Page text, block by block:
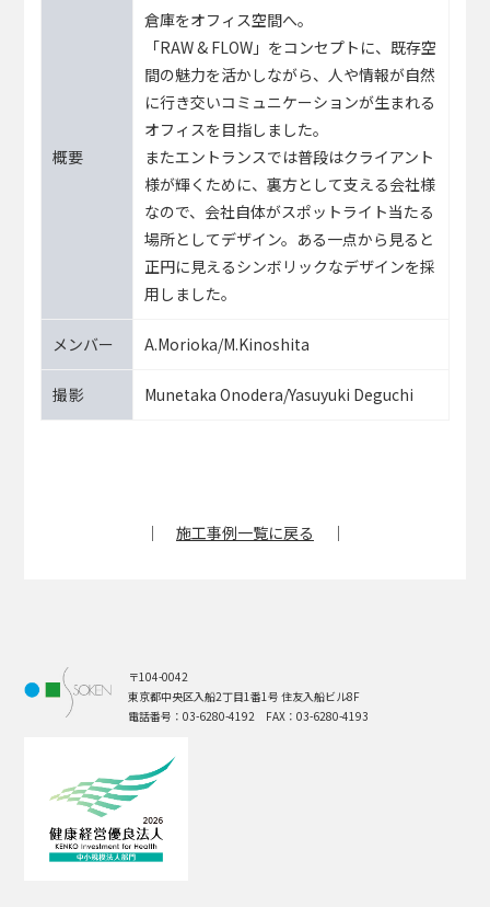
概要
倉庫をオフィス空間へ。
「RAW & FLOW」をコンセプトに、既存空
間の魅力を活かしながら、人や情報が自然
に行き交いコミュニケーションが生まれる
オフィスを目指しました。
またエントランスでは普段はクライアント
様が輝くために、裏方として支える会社様
なので、会社自体がスポットライト当たる
場所としてデザイン。ある一点から見ると
正円に見えるシンボリックなデザインを採
用しました。
メンバー A.Morioka/M.Kinoshita
撮影 Munetaka Onodera/Yasuyuki Deguchi
｜ 施工事例一覧に戻る ｜
〒104-0042
東京都中央区入船2丁目1番1号 住友入船ビル8F
電話番号：03-6280-4192 FAX：03-6280-4193